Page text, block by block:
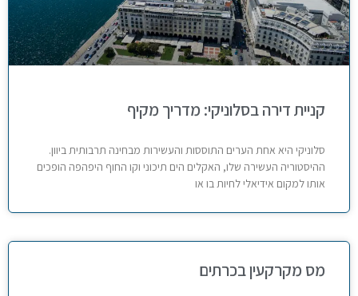
קניית דירה בסלוניקי: מדריך מקיף
סלוניקי היא אחת הערים התוססות והעשירות מבחינה תרבותית ביוון.
ההיסטוריה העשירה שלו, האקלים הים תיכוני וקו החוף היפהפה הופכים
אותו למקום אידיאלי לחיות בו או
מס מקרקעין בכרתים